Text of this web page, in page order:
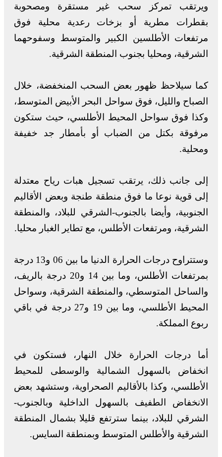
ويرتقب تمركز سحب غير مستقرة ومصحوبة
بقطرات مطرية أو بزخات رعدية محلية فوق
مرتفعات الأطلسين الكبير والمتوسط وسفوحهما
الشرقية، ومحليا بجنوب المنطقة الشرقية.
كما سيلاحظ ظهور بعض السحب المنخفضة، خلال
الصباح والليل، فوق سواحل البحر الأبيض المتوسط،
وكذا فوق سواحل المحيط الأطلسي، حيث ستكون
مرفوقة بكتل من الضباب أو بأمطار جد خفيفة
ومحلية.
إلى جانب ذلك، يرتقب تسجيل هبات رياح معتدلة
إلى قوية نوعا ما فوق منطقة طنجة وبعض الأقاليم
الجنوبية، وأيضا بالجنوب-الشرقي للبلاد، والمنطقة
الشرقية، ومرتفعات الأطلس، مع تطاير الغبار محليا.
وستتراوح درجات الحرارة الدنيا ما بين 06 و13 درجة
بمرتفعات الأطلس، وما بين 14 و20 درجة بالريف،
والساحل المتوسطي، والمنطقة الشرقية، وسواحل
المحيط الأطلسي، وما بين 19 و27 درجة في باقي
ربوع المملكة.
أما درجات الحرارة خلال النهار، فستكون في
انخفاض بالسهول الشمالية والوسطى للمحيط
الأطلسي، وكذا بالأقاليم الصحراوية، وستشهد بعض
الانخفاض الطفيف بالسهول الداخلية وبالجنوب-
الشرقي للبلاد، بينما سترتفع قليلا بشمال المنطقة
الشرقية والأطلس المتوسط وبمنطقة السايس.